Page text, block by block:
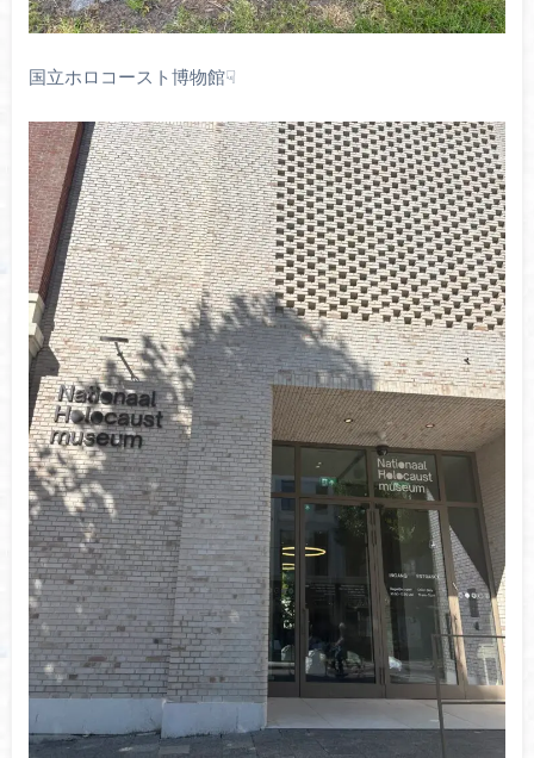
国立ホロコースト博物館☟